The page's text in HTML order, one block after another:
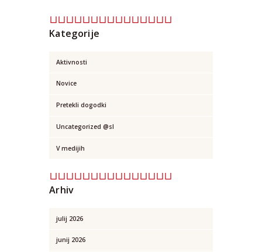
Kategorije
Aktivnosti
Novice
Pretekli dogodki
Uncategorized @sl
V medijih
Arhiv
julij 2026
junij 2026